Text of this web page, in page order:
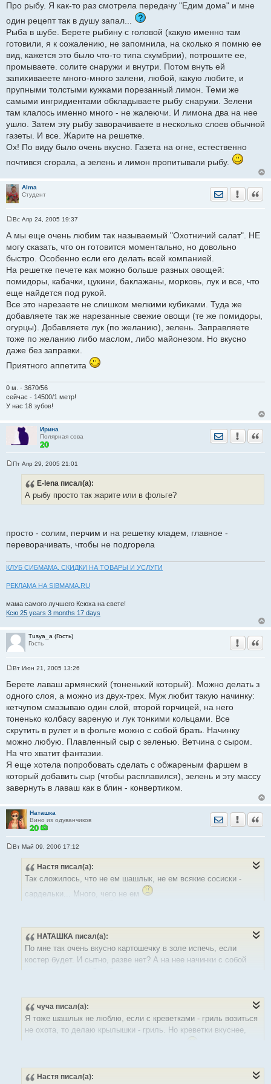
о
щ
е
и
е
Про рыбу. Я как-то раз смотрела передачу "Едим дома" и мне
один рецепт так в душу запал...
Рыба в шубе. Берете рыбину с головой (какую именно там
готовили, я к сожалению, не запомнила, на сколько я помню ее
вид, кажется это было что-то типа скумбрии), потрошите ее,
промываете. солите снаружи и внутри. Потом внуть ей
запихиваеете много-много залени, любой, какую любите, и
прупными толстыми кужками порезанный лимон. Теми же
самыми ингридиентами обкладываете рыбу снаружи. Зелени
там клалось именно много - не жалеючи. И лимона два на нее
ушло. Затем эту рыбу заворачиваете в несколько слоев обычной
газеты. И все. Жарите на решетке.
Ох! По виду было очень вкусно. Газета на огне, естественно
почтився сгорала, а зелень и лимон пропитывали рыбу.
Alma
Студент
Отправить
о
б
е
н
е
Вс Апр 24, 2005 19:37
А мы еще очень любим так называемый "Охотничий салат". НЕ
могу сказать, что он готовится моментально, но довольно
быстро. Особенно если его делать всей компанией.
На решетке печете как можно больше разных овощей:
помидоры, кабачки, цукини, баклажаны, морковь, лук и все, что
еще найдется под рукой.
Все это нарезаете не слишком мелкими кубиками. Туда же
добавляете так же нарезанные свежие овощи (те же помидоры,
огурцы). Добавляете лук (по желанию), зелень. Заправляете
тоже по желанию либо маслом, либо майонезом. Но вкусно
даже без заправки.
Приятного аппетита
0 м. - 3670/56
сейчас - 14500/1 метр!
У нас 18 зубов!
Ирина
Полярная сова
Отправить
Пт Апр 29, 2005 21:01
E-lena писал(а):
А рыбу просто так жарите или в фольге?
просто - солим, перчим и на решетку кладем, главное -
переворачивать, чтобы не подгорела
КЛУБ СИБМАМА. СКИДКИ НА ТОВАРЫ И УСЛУГИ
РЕКЛАМА НА SIBMAMA.RU
мама самого лучшего Ксюха на свете!
Ксю 25 years 3 months 17 days
Tusya_a (Гость)
Гость
о
б
щ
е
н
е
Вт Июн 21, 2005 13:26
Берете лаваш армянский (тоненький который). Можно делать з
одного слоя, а можно из двух-трех. Муж любит такую начинку:
кетчупом смазываю один слой, второй горчицей, на него
тоненько колбасу вареную и лук тонкими кольцами. Все
скрутить в рулет и в фольге можно с собой брать. Начинку
можно любую. Плавленный сыр с зеленью. Ветчина с сыром.
На что хватит фантазии.
Я еще хотела попробовать сделать с обжареным фаршем в
который добавить сыр (чтобы расплавился), зелень и эту массу
завернуть в лаваш как в блин - конвертиком.
Наташка
Вино из одуванчиков
Отправить
Вт Май 09, 2006 17:12
Настя писал(а):
Так сложилось, что не ем шашлык, не ем всякие сосиски -
сардельки... Много, чего не ем
Овощи - фрукты... Хочется, чтоб было сытно, но не макароны
же с собой нести?
бутеброды? Тоже не любительница.
НАТАШКА писал(а):
По мне так очень вкусно картошечку в золе испечь, если
костер будет. И сытно, разве нет? А на нее начинки с собой
чуча писал(а):
Я тоже шашлык не люблю, если с креветками - гриль возиться
не охота, то делаю крылышки - гриль. Но креветки вкуснее,
Настя писал(а):